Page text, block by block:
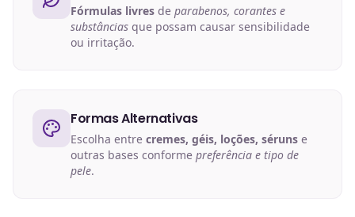
Fórmulas livres de parabenos, corantes e
substâncias que possam causar sensibilidade
ou irritação.
Formas Alternativas
Escolha entre cremes, géis, loções, séruns e
outras bases conforme preferência e tipo de
pele.